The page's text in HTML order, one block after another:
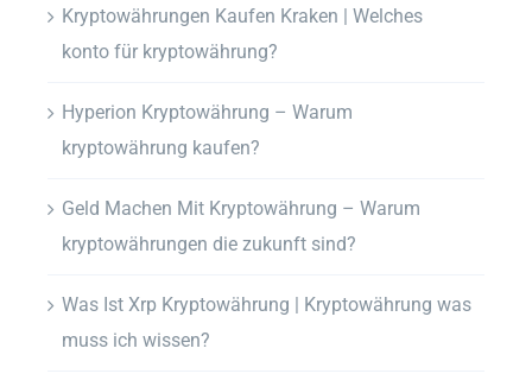
Kryptowährungen Kaufen Kraken | Welches
konto für kryptowährung?
Hyperion Kryptowährung – Warum
kryptowährung kaufen?
Geld Machen Mit Kryptowährung – Warum
kryptowährungen die zukunft sind?
Was Ist Xrp Kryptowährung | Kryptowährung was
muss ich wissen?